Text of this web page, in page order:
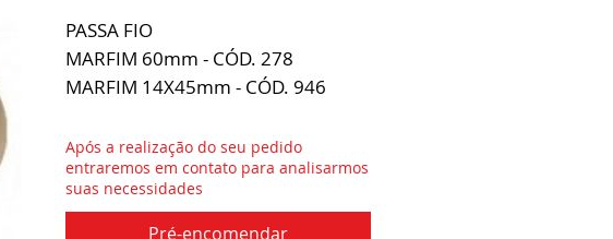
PASSA FIO
MARFIM 60mm - CÓD. 278
MARFIM 14X45mm - CÓD. 946
Após a realização do seu pedido
entraremos em contato para analisarmos
suas necessidades
Pré-encomendar